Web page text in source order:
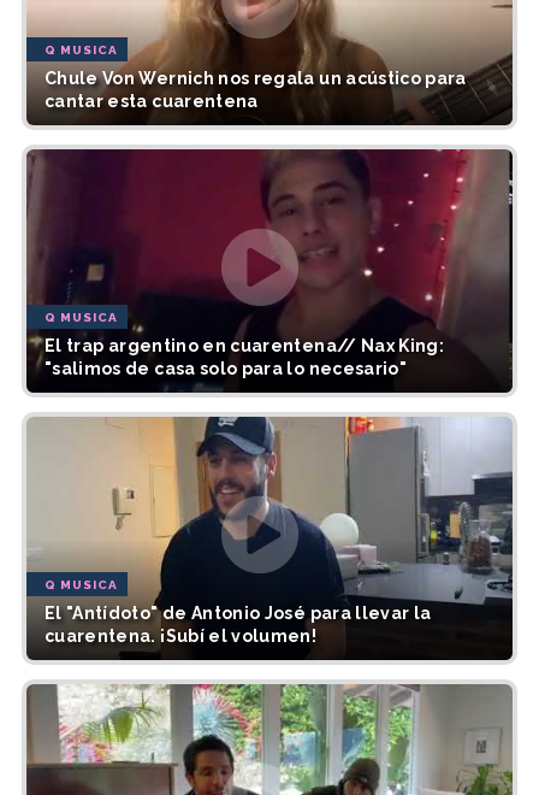
Q MUSICA
Chule Von Wernich nos regala un acústico para
cantar esta cuarentena
Q MUSICA
El trap argentino en cuarentena// Nax King:
"salimos de casa solo para lo necesario"
Q MUSICA
El "Antídoto" de Antonio José para llevar la
cuarentena. ¡Subí el volumen!